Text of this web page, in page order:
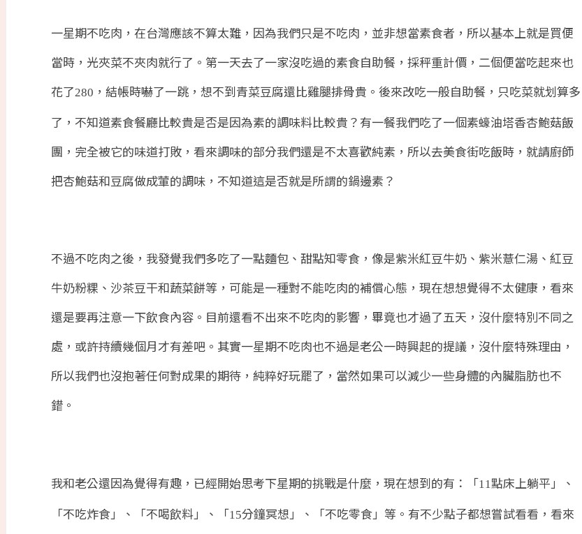
一星期不吃肉，在台灣應該不算太難，因為我們只是不吃肉，並非想當素食者，所以基本上就是買便
當時，光夾菜不夾肉就行了。第一天去了一家沒吃過的素食自助餐，採秤重計價，二個便當吃起來也
花了280 ，結帳時嚇了一跳，想不到青菜豆腐還比雞腿排骨貴。後來改吃一般自助餐，只吃菜就划算多
了，不知道素食餐廳比較貴是否是因為素的調味料比較貴？有一餐我們吃了一個素蠔油塔香杏鮑菇飯
團，完全被它的味道打敗，看來調味的部分我們還是不太喜歡純素，所以去美食街吃飯時，就請廚師
把杏鮑菇和豆腐做成葷的調味，不知道這是否就是所謂的鍋邊素？
不過不吃肉之後，我發覺我們多吃了一點麵包、甜點知零食，像是紫米紅豆牛奶、紫米薏仁湯、紅豆
牛奶粉粿、沙茶豆干和蔬菜餅等，可能是一種對不能吃肉的補償心態，現在想想覺得不太健康，看來
還是要再注意一下飲食內容。目前還看不出來不吃肉的影響，畢竟也才過了五天，沒什麼特別不同之
處，或許持續幾個月才有差吧。其實一星期不吃肉也不過是老公一時興起的提議，沒什麼特殊理由，
所以我們也沒抱著任何對成果的期待，純粹好玩罷了，當然如果可以減少一些身體的內臟脂肪也不
錯。
我和老公還因為覺得有趣，已經開始思考下星期的挑戰是什麼，現在想到的有：「11點床上躺平」、
「不吃炸食」、「不喝飲料」、「15分鐘冥想」、「不吃零食」等。有不少點子都想嘗試看看，看來